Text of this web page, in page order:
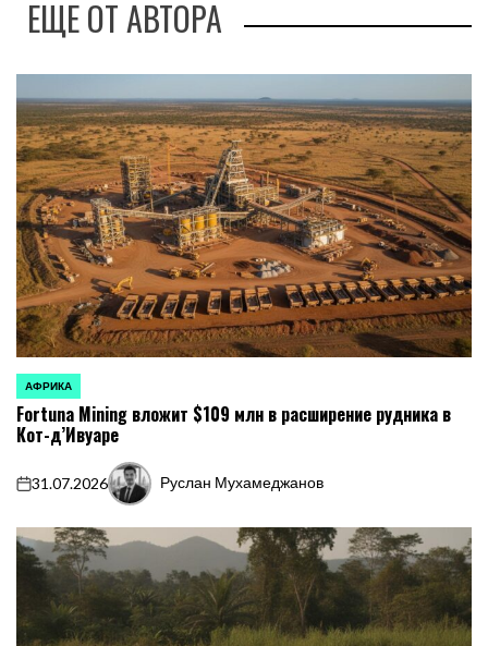
ЕЩЕ ОТ АВТОРА
ОПУБЛИКОВАНО
В
АФРИКА
Fortuna Mining вложит $109 млн в расширение рудника в
Кот-д’Ивуаре
on
31.07.2026
Запись
Руслан Мухамеджанов